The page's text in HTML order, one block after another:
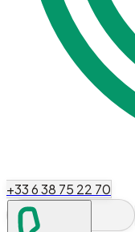
+33 6 38 75 22 70